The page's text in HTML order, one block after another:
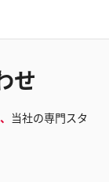
せ
当社の専門スタ